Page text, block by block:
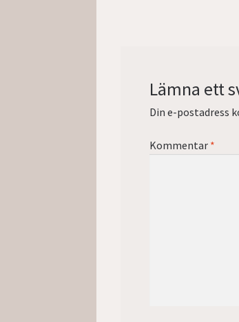
Lämna ett
Din e-postadress
Kommentar *